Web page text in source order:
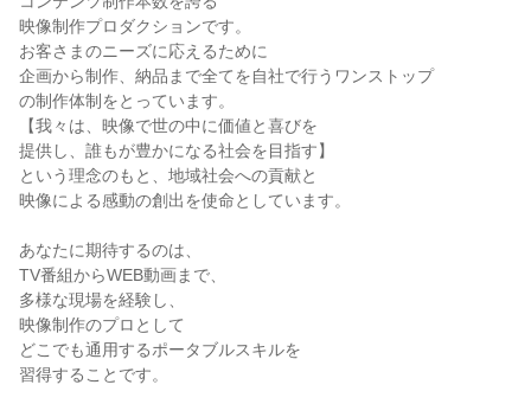
映像制作プロダクションです。
お客さまのニーズに応えるために
企画から制作、納品まで全てを自社で行うワンストップ
の制作体制をとっています。
【我々は、映像で世の中に価値と喜びを
提供し、誰もが豊かになる社会を目指す】
という理念のもと、地域社会への貢献と
映像による感動の創出を使命としています。
あなたに期待するのは、
TV番組からWEB動画まで、
多様な現場を経験し、
映像制作のプロとして
どこでも通用するポータブルスキルを
習得することです。